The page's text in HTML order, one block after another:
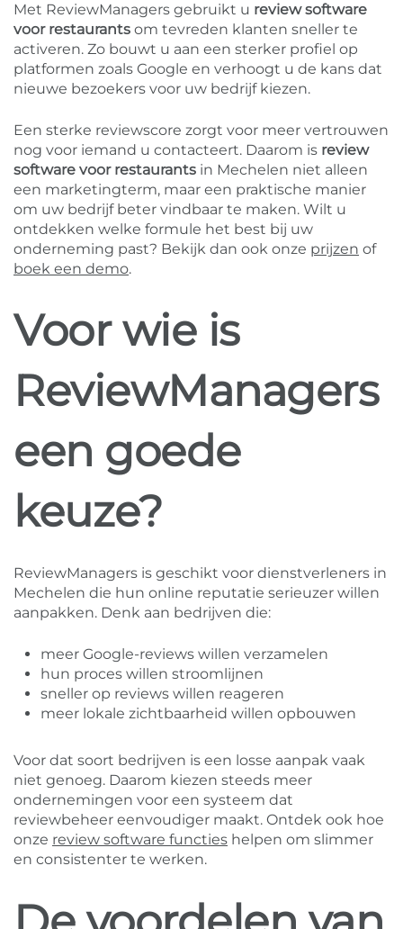
Met ReviewManagers gebruikt u review software
voor restaurants om tevreden klanten sneller te
activeren. Zo bouwt u aan een sterker profiel op
platformen zoals Google en verhoogt u de kans dat
nieuwe bezoekers voor uw bedrijf kiezen.
Een sterke reviewscore zorgt voor meer vertrouwen
nog voor iemand u contacteert. Daarom is review
software voor restaurants in Mechelen niet alleen
een marketingterm, maar een praktische manier
om uw bedrijf beter vindbaar te maken. Wilt u
ontdekken welke formule het best bij uw
onderneming past? Bekijk dan ook onze prijzen of
boek een demo.
Voor wie is
ReviewManagers
een goede
keuze?
ReviewManagers is geschikt voor dienstverleners in
Mechelen die hun online reputatie serieuzer willen
aanpakken. Denk aan bedrijven die:
meer Google-reviews willen verzamelen
hun proces willen stroomlijnen
sneller op reviews willen reageren
meer lokale zichtbaarheid willen opbouwen
Voor dat soort bedrijven is een losse aanpak vaak
niet genoeg. Daarom kiezen steeds meer
ondernemingen voor een systeem dat
reviewbeheer eenvoudiger maakt. Ontdek ook hoe
onze review software functies helpen om slimmer
en consistenter te werken.